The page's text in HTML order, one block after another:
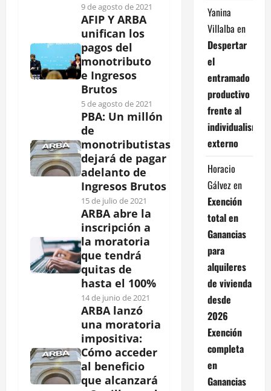
9 de agosto de 2021
AFIP Y ARBA
unifican los
pagos del
monotributo
e Ingresos
Brutos
5 de agosto de 2021
PBA: Un millón
de
monotributistas
dejará de pagar
adelanto de
Ingresos Brutos
15 de julio de 2021
ARBA abre la
inscripción a
la moratoria
que tendrá
quitas de
hasta el 100%
14 de junio de 2021
ARBA lanzó
una moratoria
impositiva:
Cómo acceder
al beneficio
que alcanzará
Yanina
Villalba en
Despertar
el
entramado
productivo
frente al
individualismo
externo
Horacio
Gálvezen
Exención
total en
Ganancias
para
alquileres
de vivienda
desde
2026
Exención
completa
en
Ganancias